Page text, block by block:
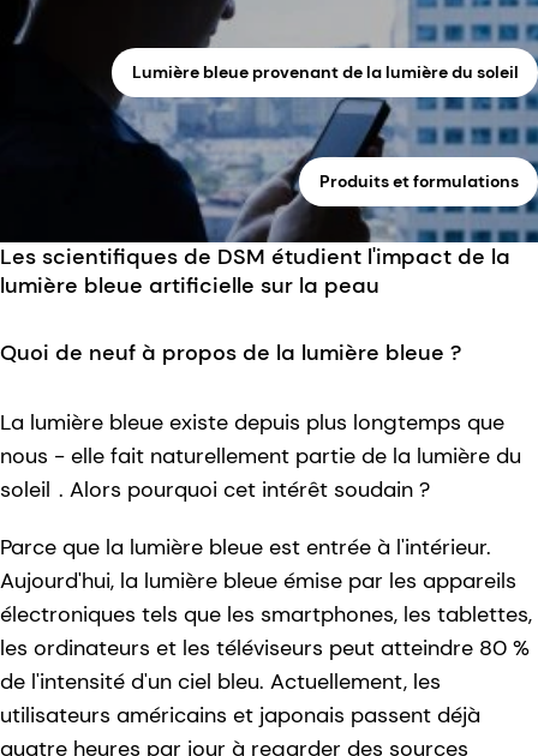
Lumière bleue provenant de la lumière du soleil
Produits et formulations
Les scientifiques de DSM étudient l'impact de la
lumière bleue artificielle sur la peau
Quoi de neuf à propos de la lumière bleue ?
La lumière bleue existe depuis plus longtemps que
nous - elle fait naturellement partie de la lumière du
soleil . Alors pourquoi cet intérêt soudain ?
Parce que la lumière bleue est entrée à l'intérieur.
Aujourd'hui, la lumière bleue émise par les appareils
électroniques tels que les smartphones, les tablettes,
les ordinateurs et les téléviseurs peut atteindre 80 %
de l'intensité d'un ciel bleu. Actuellement, les
utilisateurs américains et japonais passent déjà
quatre heures par jour à regarder des sources